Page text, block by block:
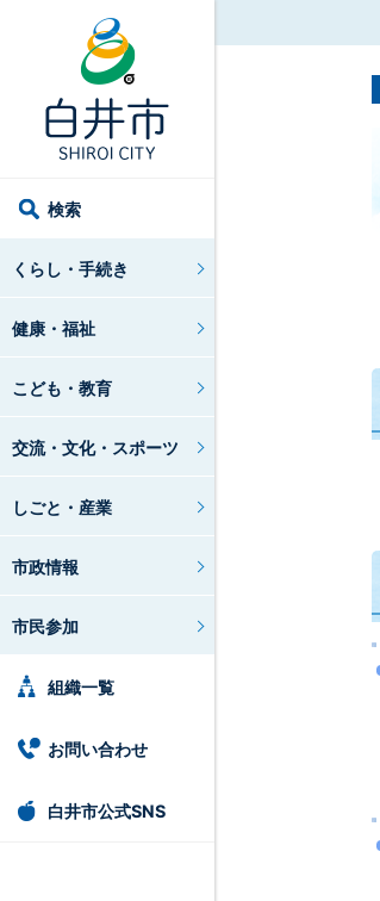
検索
くらし・手続き
健康・福祉
こども・教育
交流・文化・スポーツ
しごと・産業
市政情報
市民参加
組織一覧
お問い合わせ
白井市公式SNS